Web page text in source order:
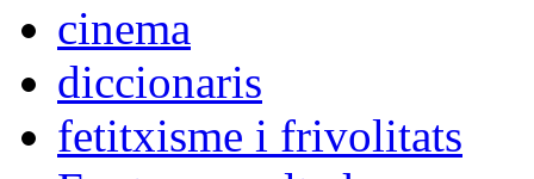
cinema
diccionaris
fetitxisme i frivolitats